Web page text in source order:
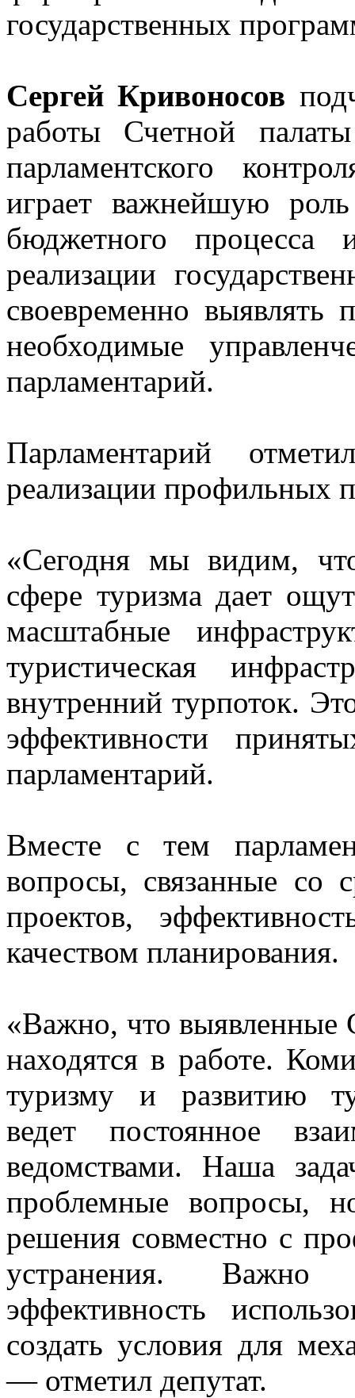
государственных
Сергей Кривоносов
работы Счетной
парламентского
играет важнейшую
бюджетного процесса
реализации
своевременно
необходимые
парламентарий.
Парламентарий
реализации профильных
«Сегодня мы видим,
сфере туризма дает
масштабные
туристическая
внутренний турпоток.
эффективности
парламентарий.
Вместе с тем
вопросы, связанные со
проектов,
качеством планирования.
«Важно, что выявленные
находятся в работе.
туризму и развитию
ведет постоянное
ведомствами. Наша
проблемные вопросы,
решения совместно с
устранения. Важно
эффективность
создать условия для
— отметил депутат.